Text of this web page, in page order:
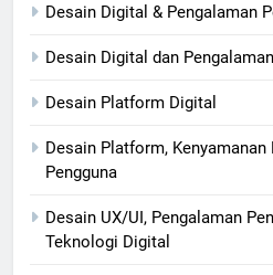
Desain Digital & Pengalaman
Desain Digital dan
Desain Platform Digital
Desain Platform,
Pengguna
Desain UX/UI, Pengalaman
Teknologi Digital